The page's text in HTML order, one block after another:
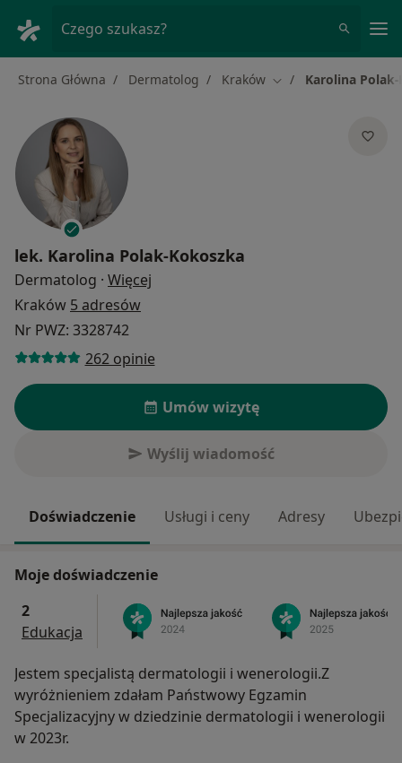
Czego szukasz?
Strona Główna Dermatolog Kraków Zmień miasto
Karolina
lek. Karolina Polak-Kokoszka
Dermatolog · Więcej
Kraków 5 adresów
Nr PWZ: 3328742
262 opinie
Umów wizytę
Wyślij wiadomość
Doświadczenie Usługi i ceny Adresy
Moje doświadczenie
2
Edukacja
Jestem specjalistą dermatologii i wenerologii.Z
wyróżnieniem zdałam Państwowy Egzamin
Specjalizacyjny w dziedzinie dermatologii i wenerologii
w 2023r.